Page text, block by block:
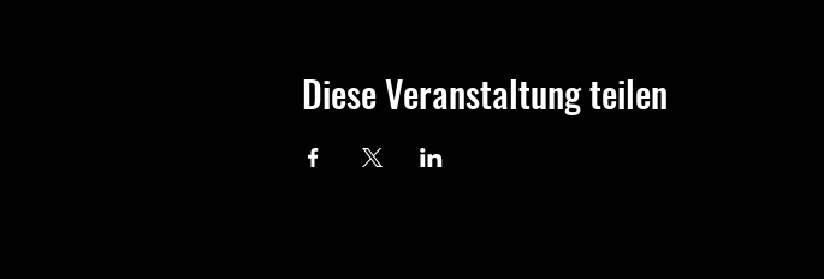
Diese Veranstaltung teilen